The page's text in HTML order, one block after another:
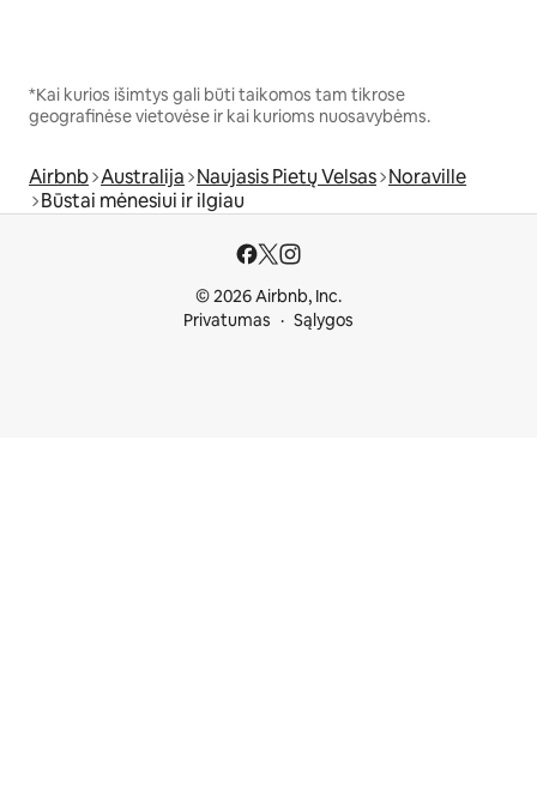
*Kai kurios išimtys gali būti taikomos tam tikrose
geografinėse vietovėse ir kai kurioms nuosavybėms.
Airbnb Australija Naujasis Pietų Velsas Noraville
Būstai mėnesiui ir ilgiau
© 2026 Airbnb, Inc.
Privatumas
Sąlygos